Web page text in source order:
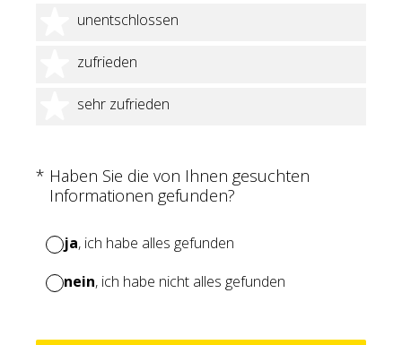
unentschlossen
3 Sterne
zufrieden
4 Sterne
sehr zufrieden
5 Sterne
* Haben Sie die von Ihnen gesuchten
Informationen gefunden?
(Erforderlich.)
ja, ich habe alles gefunden
nein, ich habe nicht alles gefunden